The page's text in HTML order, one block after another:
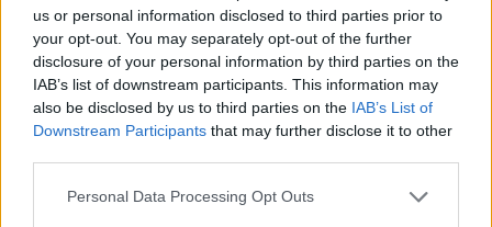
us or personal information disclosed to third parties prior to
your opt-out. You may separately opt-out of the further
disclosure of your personal information by third parties on the
IAB’s list of downstream participants. This information may
also be disclosed by us to third parties on the IAB’s List of
Downstream Participants that may further disclose it to other
Personal Data Processing Opt Outs
disponibles para su descarga sin costo alguno.
Nos encantaría saber de ti
Si tienes alguna pregunta o idea que desees compartir